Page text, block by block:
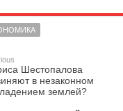
Шестопалова
в незаконном
землей?